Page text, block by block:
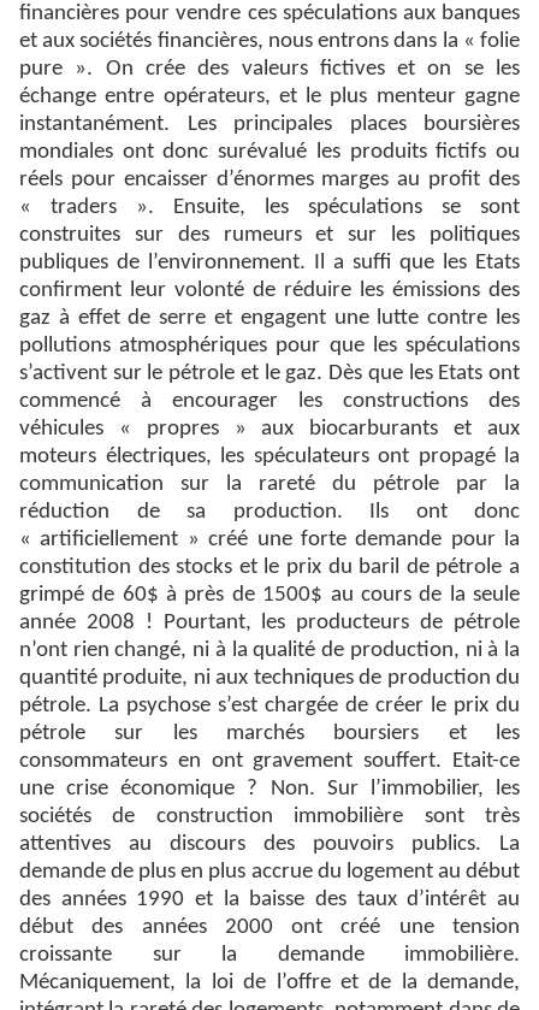
financières pour vendre ces spéculations aux banques
et aux sociétés financières, nous entrons dans la « folie
pure ». On crée des valeurs fictives et on se les
échange entre opérateurs, et le plus menteur gagne
instantanément. Les principales places boursières
mondiales ont donc surévalué les produits fictifs ou
réels pour encaisser d’énormes marges au profit des
« traders ». Ensuite, les spéculations se sont
construites sur des rumeurs et sur les politiques
publiques de l’environnement. Il a suffi que les Etats
confirment leur volonté de réduire les émissions des
gaz à effet de serre et engagent une lutte contre les
pollutions atmosphériques pour que les spéculations
s’activent sur le pétrole et le gaz. Dès que les Etats ont
commencé à encourager les constructions des
véhicules « propres » aux biocarburants et aux
moteurs électriques, les spéculateurs ont propagé la
communication sur la rareté du pétrole par la
réduction de sa production. Ils ont donc
« artificiellement » créé une forte demande pour la
constitution des stocks et le prix du baril de pétrole a
grimpé de 60$ à près de 1500$ au cours de la seule
année 2008 ! Pourtant, les producteurs de pétrole
n’ont rien changé, ni à la qualité de production, ni à la
quantité produite, ni aux techniques de production du
pétrole. La psychose s’est chargée de créer le prix du
pétrole sur les marchés boursiers et les
consommateurs en ont gravement souffert. Etait-ce
une crise économique ? Non. Sur l’immobilier, les
sociétés de construction immobilière sont très
attentives au discours des pouvoirs publics. La
demande de plus en plus accrue du logement au début
des années 1990 et la baisse des taux d’intérêt au
début des années 2000 ont créé une tension
croissante sur la demande immobilière.
Mécaniquement, la loi de l’offre et de la demande,